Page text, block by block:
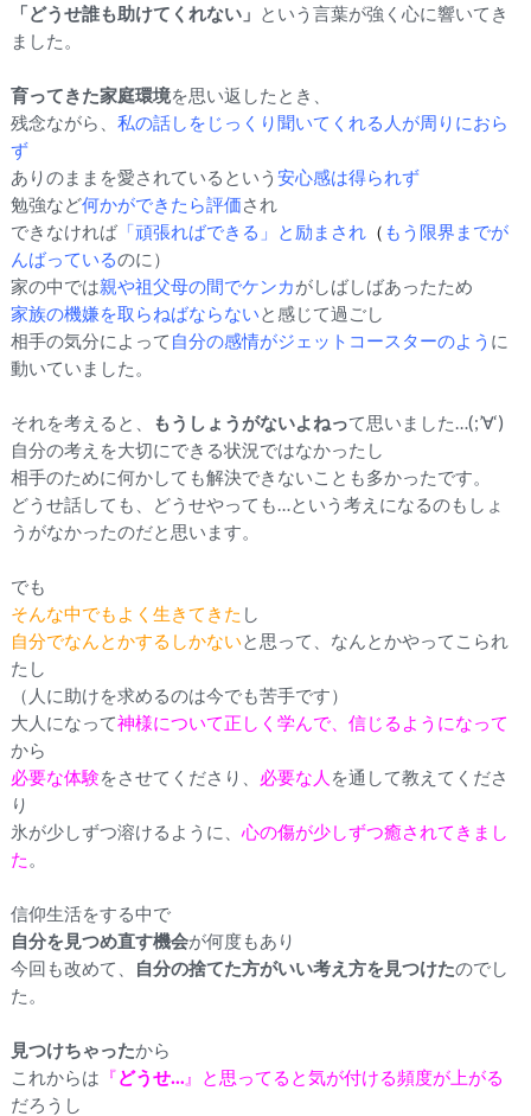
「どうせ誰も助けてくれない」 という言葉が強く心に響いてき
ました。
育ってきた家庭環境を思い返したとき、
残念ながら、 私の話しをじっくり聞いてくれる人が周りにおら
ず
ありのままを愛されているという 安心感は得られず
勉強など何かができたら評価され
できなければ「頑張ればできる」と励まされ（ もう限界までが
んばっているのに）
家の中では親や祖父母の間でケンカがしばしばあったため
家族の機嫌を取らねばならないと感じて過ごし
相手の気分によって 自分の感情がジェットコースターのよう に
動いていました。
それを考えると、 もうしょうがないよねって思いました…(;’∀‘)
自分の考えを大切にできる状況ではなかったし
相手のために何かしても解決できないことも多かったです。
どうせ話しても、どうせやっても…という考えになるのもしょ
うがなかったのだと思います。
でも
そんな中でもよく生きてきた し
自分でなんとかするしかないと思って、なんとかやってこられ
たし
（人に助けを求めるのは今でも苦手です）
大人になって神様について正しく学んで、信じるようになって
から
必要な体験をさせてくださり、 必要な人 を通して教えてくださ
り
氷が少しずつ溶けるように、 心の傷が少しずつ癒されてきまし
た 。
信仰生活をする中で
自分を見つめ直す機会が何度もあり
今回も改めて、
自分の捨てた方がいい考え方を見つけたのでし
た。
見つけちゃったから
これからは 『どうせ…』と思ってると気が付ける頻度が上がる
だろうし